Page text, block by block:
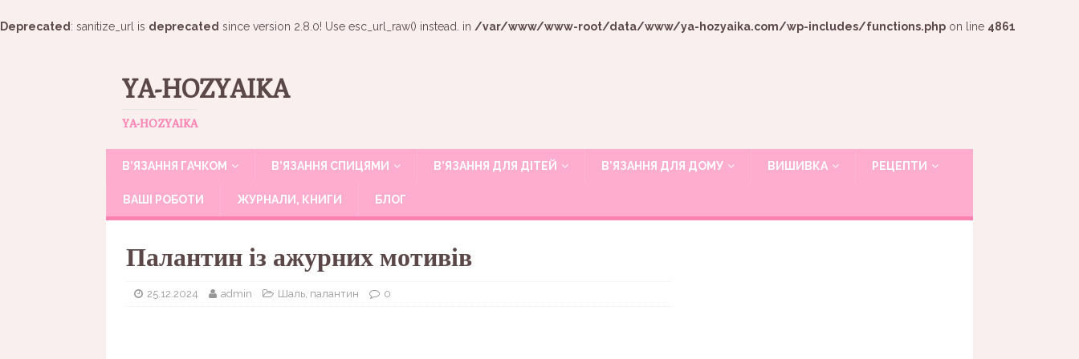
Deprecated : sanitize_url is deprecated since version 2.8.0! Use esc_url_raw() instead. in /var/www/www-root/data/www/ya-hozyaika.com/wp-includes/functions.php on line 4861
YA-HOZYAIKA
YA-HOZYAIKA
В’ЯЗАННЯ ГАЧКОМ В’ЯЗАННЯ СПИЦЯМИ В’ЯЗАННЯ ДЛЯ ДІТЕЙ В’ЯЗАННЯ ДЛЯ ДОМУ ВИШИВКА РЕЦЕПТИ
ВАШІ РОБОТИ ЖУРНАЛИ, КНИГИ БЛОГ
Палантин із ажурних мотивів
25.12.2024 admin Шаль, палантин 0